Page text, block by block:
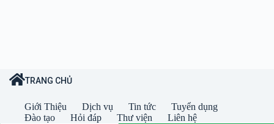
TRANG CHỦ
Giới Thiệu Dịch vụ Tin tức
Tuyển dụng
Đào tạo
Hỏi đáp Thư viện Liên hệ